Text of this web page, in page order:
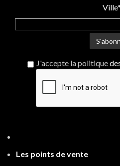
Ville*
J'accepte la politique
Les points de vente